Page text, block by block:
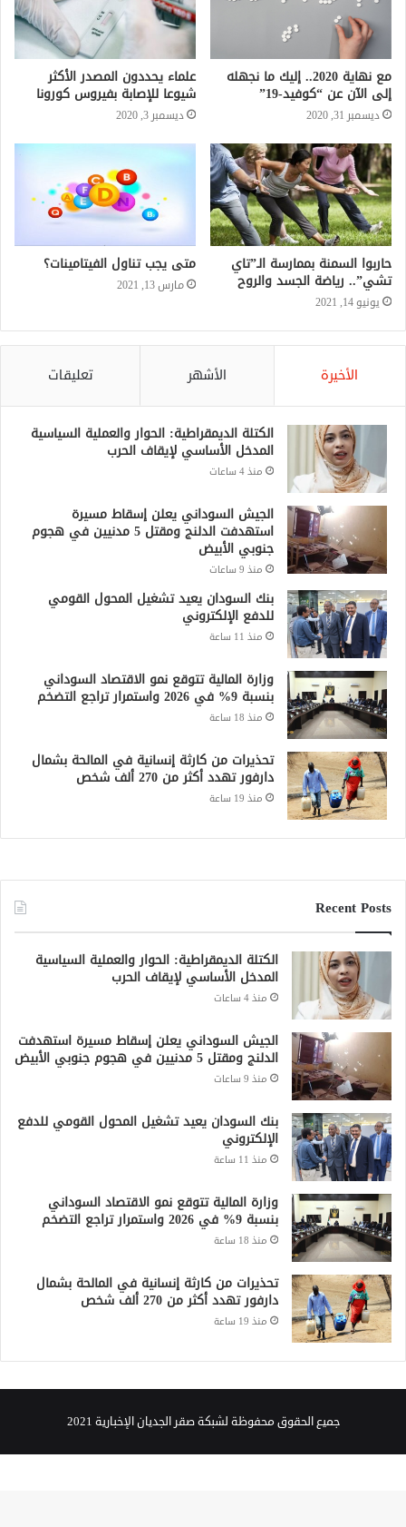
مع نهاية 2020.. إليك ما نجهله
إلى الآن عن “كوفيد-19”
ديسمبر 31, 2020
علماء يحددون المصدر الأكثر
شيوعا للإصابة بفيروس كورونا
ديسمبر 3, 2020
حاربوا السمنة بممارسة الـ”تاي
تشي”.. رياضة الجسد والروح
يونيو 14, 2021
متى يجب تناول الفيتامينات؟
مارس 13, 2021
الأخيرة الأشهر تعليقات
الكتلة الديمقراطية: الحوار والعملية السياسية
المدخل الأساسي لإيقاف الحرب
منذ 4 ساعات
الجيش السوداني يعلن إسقاط مسيرة
استهدفت الدلنج ومقتل 5 مدنيين في هجوم
جنوبي الأبيض
منذ 9 ساعات
بنك السودان يعيد تشغيل المحول القومي
للدفع الإلكتروني
منذ 11 ساعة
وزارة المالية تتوقع نمو الاقتصاد السوداني
بنسبة 9% في 2026 واستمرار تراجع التضخم
منذ 18 ساعة
تحذيرات من كارثة إنسانية في المالحة بشمال
دارفور تهدد أكثر من 270 ألف شخص
منذ 19 ساعة
Recent Posts
الكتلة الديمقراطية: الحوار والعملية السياسية
المدخل الأساسي لإيقاف الحرب
منذ 4 ساعات
الجيش السوداني يعلن إسقاط مسيرة استهدفت
الدلنج ومقتل 5 مدنيين في هجوم جنوبي الأبيض
منذ 9 ساعات
بنك السودان يعيد تشغيل المحول القومي للدفع
الإلكتروني
منذ 11 ساعة
وزارة المالية تتوقع نمو الاقتصاد السوداني
بنسبة 9% في 2026 واستمرار تراجع التضخم
منذ 18 ساعة
تحذيرات من كارثة إنسانية في المالحة بشمال
دارفور تهدد أكثر من 270 ألف شخص
منذ 19 ساعة
جميع الحقوق محفوظة لشبكة صقر الجديان الإخبارية 2021